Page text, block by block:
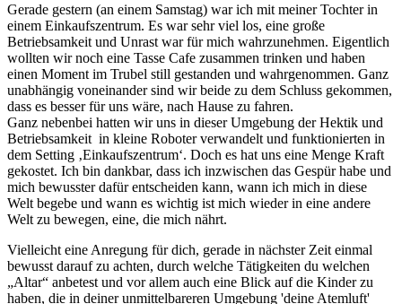
Gerade gestern (an einem Samstag) war ich mit meiner Tochter in
einem Einkaufszentrum. Es war sehr viel los, eine große
Betriebsamkeit und Unrast war für mich wahrzunehmen. Eigentlich
wollten wir noch eine Tasse Cafe zusammen trinken und haben
einen Moment im Trubel still gestanden und wahrgenommen. Ganz
unabhängig voneinander sind wir beide zu dem Schluss gekommen,
dass es besser für uns wäre, nach Hause zu fahren.
Ganz nebenbei hatten wir uns in dieser Umgebung der Hektik und
Betriebsamkeit in kleine Roboter verwandelt und funktionierten in
dem Setting ‚Einkaufszentrum‘. Doch es hat uns eine Menge Kraft
gekostet. Ich bin dankbar, dass ich inzwischen das Gespür habe und
mich bewusster dafür entscheiden kann, wann ich mich in diese
Welt begebe und wann es wichtig ist mich wieder in eine andere
Welt zu bewegen, eine, die mich nährt.
Vielleicht eine Anregung für dich, gerade in nächster Zeit einmal
bewusst darauf zu achten, durch welche Tätigkeiten du welchen
„Altar“ anbetest und vor allem auch eine Blick auf die Kinder zu
haben, die in deiner unmittelbareren Umgebung 'deine Atemluft'